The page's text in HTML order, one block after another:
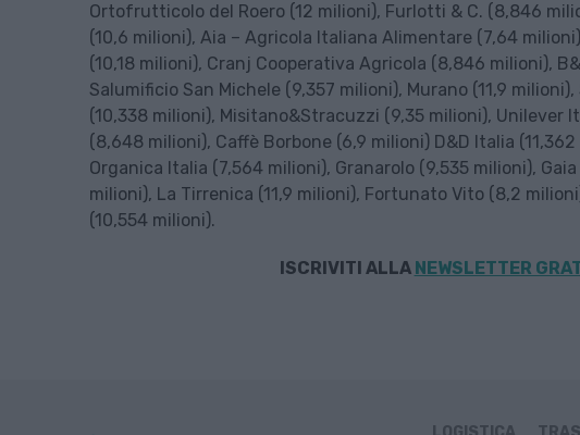
Ortofrutticolo del Roero (12 milioni), Furlotti & C. (8,846
(10,6 milioni), Aia – Agricola Italiana Alimentare (7,64
(10,18 milioni), Cranj Cooperativa Agricola (8,846 milioni),
Salumificio San Michele (9,357 milioni), Murano (11,9
(10,338 milioni), Misitano&Stracuzzi (9,35 milioni),
(8,648 milioni), Caffè Borbone (6,9 milioni) D&D Italia
Organica Italia (7,564 milioni), Granarolo (9,535 milioni),
milioni), La Tirrenica (11,9 milioni), Fortunato Vito (8,2
(10,554 milioni).
ISCRIVITI ALLA NEWSLETTER